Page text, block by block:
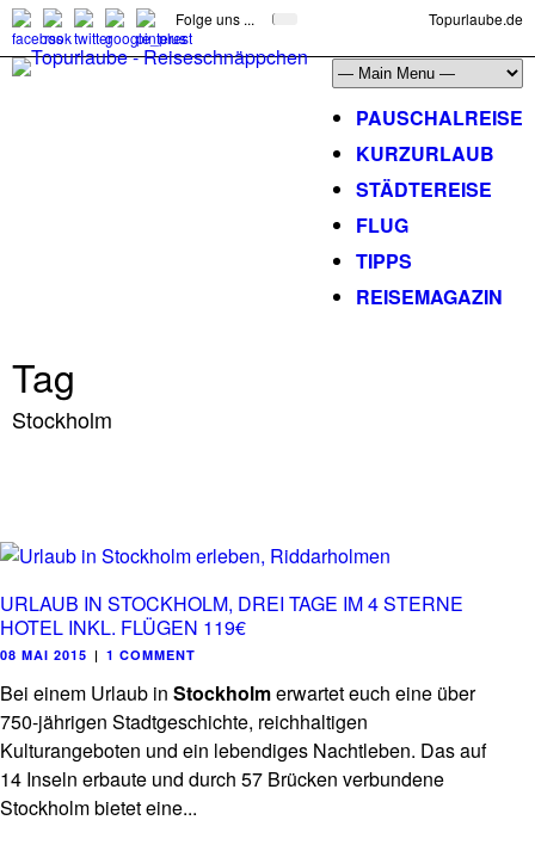
Folge uns ... Topurlaube.de
PAUSCHALREISE
KURZURLAUB
STÄDTEREISE
FLUG
TIPPS
REISEMAGAZIN
Tag
Stockholm
URLAUB IN STOCKHOLM, DREI TAGE IM 4 STERNE
HOTEL INKL. FLÜGEN 119€
08 MAI 2015 | 1 COMMENT
Bei einem Urlaub in Stockholmerwartet euch eine über
750-jährigen Stadtgeschichte, reichhaltigen
Kulturangeboten und ein lebendiges Nachtleben. Das auf
14 Inseln erbaute und durch 57 Brücken verbundene
Stockholm bietet eine...